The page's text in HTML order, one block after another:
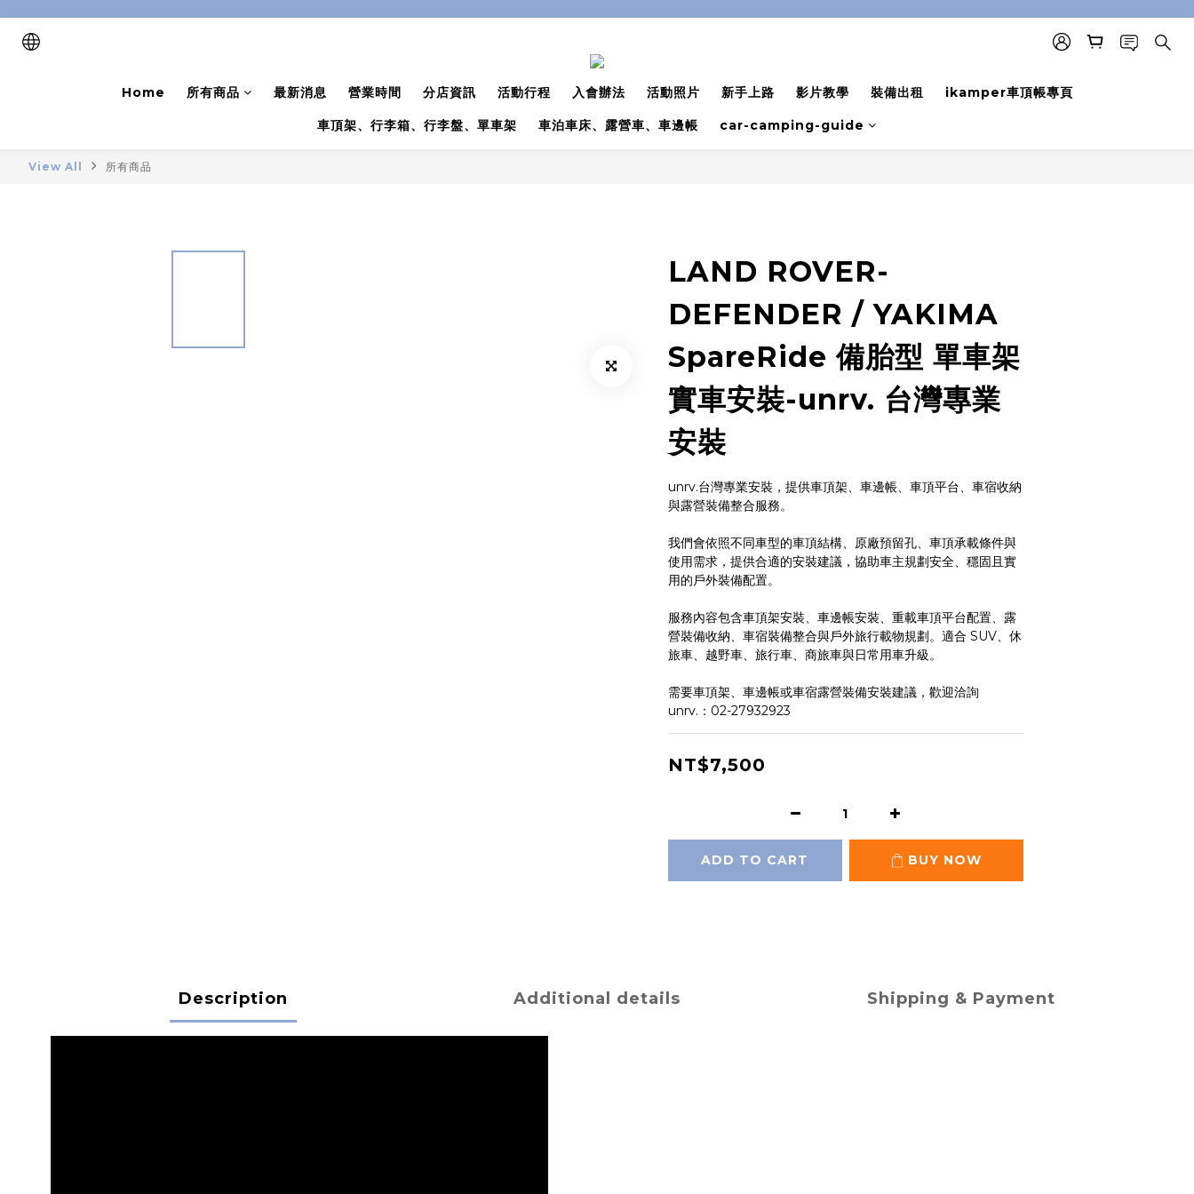
Home 所有商品 最新消息 營業時間 分店資訊 活動行程 入會辦法 活動照片 新手上路 影片教學 裝備出租 ikamper車頂帳專頁
車頂架、行李箱、行李盤、單車架 車泊車床、露營車、車邊帳 car-camping-guide
View All 所有商品
LAND ROVER-
DEFENDER / YAKIMA
SpareRide 備胎型 單車架
實車安裝-unrv. 台灣專業
安裝
unrv.台灣專業安裝，提供車頂架、車邊帳、車頂平台、車宿收納
與露營裝備整合服務。
我們會依照不同車型的車頂結構、原廠預留孔、車頂承載條件與
使用需求，提供合適的安裝建議，協助車主規劃安全、穩固且實
用的戶外裝備配置。
服務內容包含車頂架安裝、車邊帳安裝、重載車頂平台配置、露
營裝備收納、車宿裝備整合與戶外旅行載物規劃。適合 SUV、休
旅車、越野車、旅行車、商旅車與日常用車升級。
需要車頂架、車邊帳或車宿露營裝備安裝建議，歡迎洽詢
unrv.：02-27932923
NT$7,500
ADD TO CART BUY NOW
Description Additional details Shipping & Payment